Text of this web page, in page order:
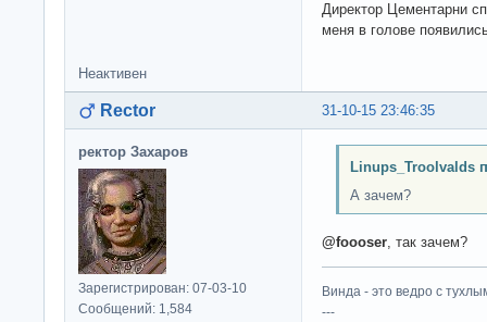
Директор Цементарни
меня в голове
Неактивен
31-10-15 23:46:35
Rector
ректор Захаров
Зарегистрирован: 07-03-10
Сообщений: 1,584
Linups_Troolvalds
А зачем?
@foooser, так зачем?
Винда - это ведро с
---